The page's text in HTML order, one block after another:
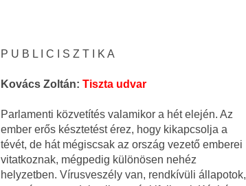
P U B L I C I S Z T I K A
Kovács Zoltán: Tiszta udvar
Parlamenti közvetítés valamikor a hét elején. Az
ember erős késztetést érez, hogy kikapcsolja a
tévét, de hát mégiscsak az ország vezető emberei
vitatkoznak, mégpedig különösen nehéz
helyzetben. Vírusveszély van, rendkívüli állapotok,